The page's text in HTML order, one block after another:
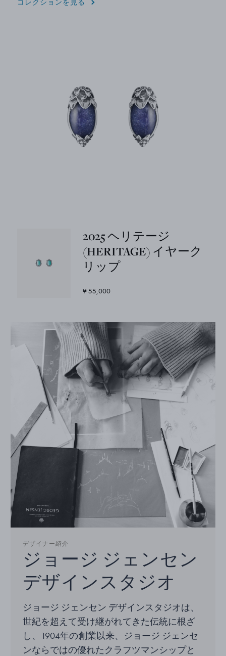
コレクションを見る
2025 ヘリテージ
(HERITAGE) イヤーク
リップ
¥ 55,000
デザイナー紹介
ジョージ ジェンセン
デザインスタジオ
ジョージ ジェンセン デザインスタジオは、
世紀を超えて受け継がれてきた伝統に根ざ
し、1904年の創業以来、ジョージ ジェンセ
ンならではの優れたクラフツマンシップと